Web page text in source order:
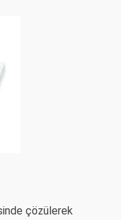
çözülerek